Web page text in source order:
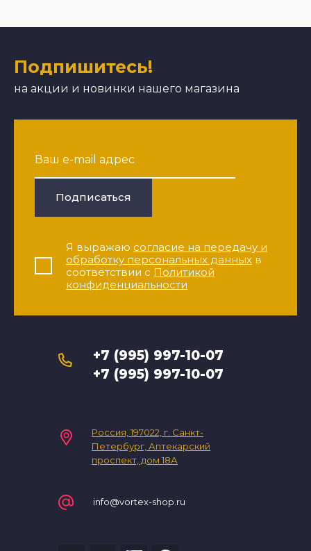
Подпишитесь!
на акции и новинки нашего магазина
Я выражаю согласие на передачу и
обработку персональных данных в
соответствии с Политикой
конфиденциальности
Подписаться
+7 (995) 997-10-07
+7 (995) 997-10-07
Россия, 197022, г. Санкт-
Петербург, Аптекарский
проспект, дом 18А
info@vortex-shop.ru